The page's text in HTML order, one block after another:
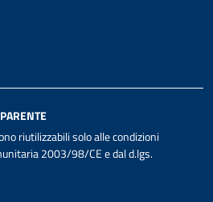
riutilizzabili solo alle condizioni
2003/98/CE e dal d.lgs.